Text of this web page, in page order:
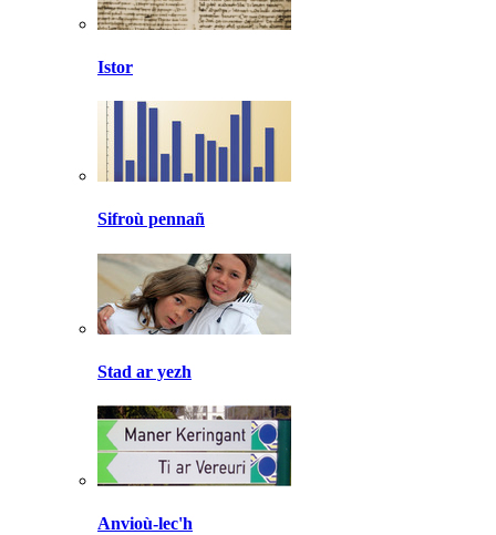
Istor
Sifroù pennañ
Stad ar yezh
Anvioù-lec'h